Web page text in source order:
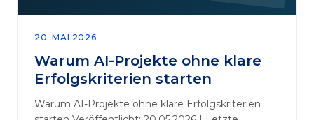
20. MAI 2026
Warum AI-Projekte ohne klare
Erfolgskriterien starten
Warum AI-Projekte ohne klare Erfolgskriterien